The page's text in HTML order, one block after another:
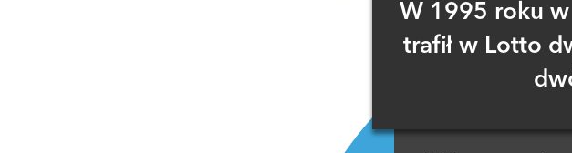
W 1995 roku
trafił w Lotto